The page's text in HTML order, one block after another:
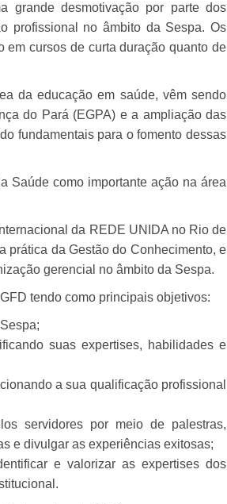
grande desmotivação por parte dos
profissional no âmbito da Sespa. Os
em cursos de curta duração quanto de
da educação em saúde, vêm sendo
do Pará (EGPA) e a ampliação das
fundamentais para o fomento dessas
Saúde como importante ação na área
da REDE UNIDA no Rio de
prática da Gestão do Conhecimento, e
gerencial no âmbito da Sespa.
tendo como principais objetivos:
suas expertises, habilidades e
a sua qualificação profissional
servidores por meio de palestras,
e divulgar as experiências exitosas;
e valorizar as expertises dos